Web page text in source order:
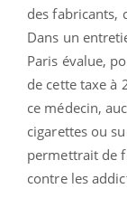
des fabricants,
Dans un
Paris évalue,
de cette taxe à
ce médecin,
cigarettes ou
permettrait de
contre les